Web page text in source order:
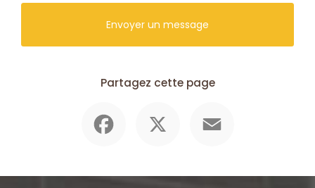
Envoyer un message
Partagez cette page